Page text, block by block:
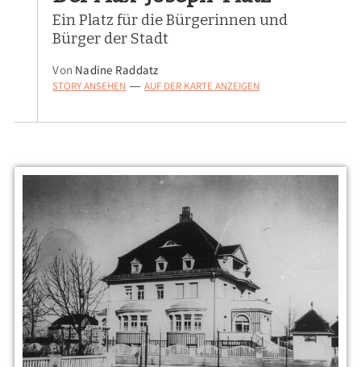
Ein Platz für die Bürgerinnen und
Bürger der Stadt
Von Nadine Raddatz
STORY ANSEHEN — AUF DER KARTE ANZEIGEN